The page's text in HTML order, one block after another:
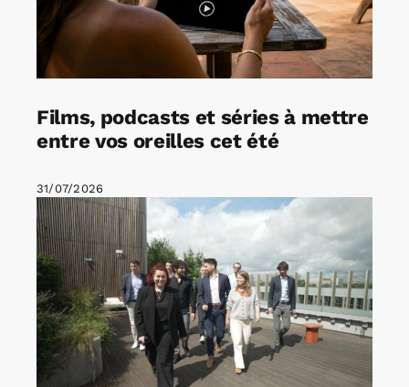
Films, podcasts et séries à mettre
entre vos oreilles cet été
31/07/2026